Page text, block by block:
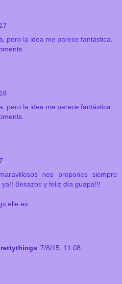
pero la idea me parece fantástica.
pero la idea me parece fantástica.
nos propones siempre
Besazos y feliz día guapa!!!
7/8/15, 11:08